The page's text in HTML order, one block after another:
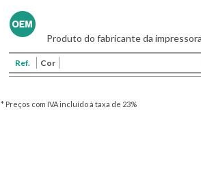
Produto do fabricante da impressora
Ref. Cor
* Preços com IVA incluído à taxa de 23%